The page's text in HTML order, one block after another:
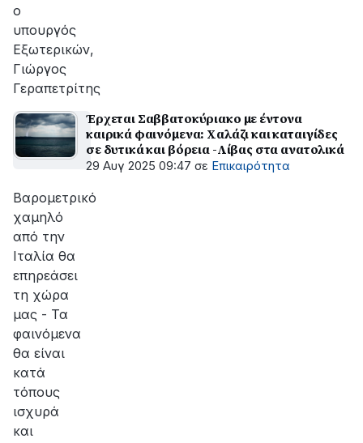
ο
υπουργός
Εξωτερικών,
Γιώργος
Γεραπετρίτης
Έρχεται Σαββατοκύριακο με έντονα
καιρικά φαινόμενα: Χαλάζι και καταιγίδες
σε δυτικά και βόρεια -Λίβας στα ανατολικά
29 Αυγ 2025 09:47 σε Επικαιρότητα
Βαρομετρικό
χαμηλό
από την
Ιταλία θα
επηρεάσει
τη χώρα
μας - Τα
φαινόμενα
θα είναι
κατά
τόπους
ισχυρά
και